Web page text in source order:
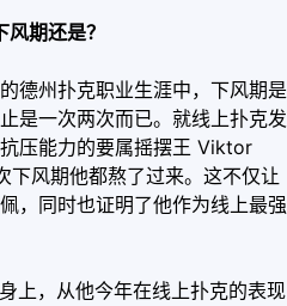
期还是？
德州扑克职业生涯中，下风期是
是一次两次而已。就线上扑克发
压能力的要属摇摆王 Viktor
下风期他都熬了过来。这不仅让
，同时也证明了他作为线上最强
上，从他今年在线上扑克的表现